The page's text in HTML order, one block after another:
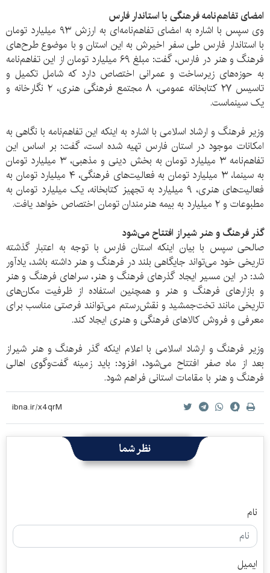
امضای تفاهم‌نامه فرهنگی با استاندار فارس
وی سپس با اشاره به امضای تفاهم‌نامه‌ای به ارزش ۹۳ میلیارد تومان
با استاندار فارس طی سفر اخیرش به این استان و با موضوع طرح‌های
فرهنگ و هنر در فارس، گفت: مبلغ ۶۹ میلیارد تومان از این تفاهم‌نامه
به حوزه‌های زیرساخت و عمرانی اختصاص دارد که شامل تکمیل و
تاسیس ۲۷ کتابخانه عمومی، ۸ مجتمع فرهنگی هنری، ۲ نگارخانه و
یک سینماست.
وزیر فرهنگ و ارشاد اسلامی با اشاره به اینکه این تفاهم‌نامه با نگاهی به
امکانات موجود در استان فارس تهیه شده است، گفت: بر اساس این
تفاهم‌نامه ۳ میلیارد تومان به بخش دینی و مذهبی، ۳ میلیارد تومان
به سینما، ۳ میلیارد تومان به فعالیت‌های فرهنگی، ۴ میلیارد تومان به
فعالیت‌های هنری، ۹ میلیارد به تجهیز کتابخانه، یک میلیارد تومان به
مطبوعات و ۲ میلیارد به بیمه هنرمندان تومان اختصاص خواهد یافت.
گذر فرهنگ و هنر شیراز افتتاح می‌شود
صالحی سپس با بیان اینکه استان فارس با توجه به اعتبار گذشته‌
تاریخی خود می‌تواند جایگاهی بلند در فرهنگ و هنر داشته باشد، یادآور
شد: در این مسیر ایجاد گذرهای فرهنگ و هنر، سراهای فرهنگ و هنر
و بازارهای فرهنگ و هنر و همچنین استفاده از ظرفیت مکان‌های
تاریخی مانند تخت‌جمشید و نقش‌رستم می‌توانند فرصتی مناسب برای
معرفی و فروش کالاهای فرهنگی و هنری ایجاد کند.
وزیر فرهنگ و ارشاد اسلامی با اعلام اینکه گذر فرهنگ و هنر شیراز
بعد از ماه صفر افتتاح می‌شود، افزود: باید زمینه گفت‌وگوی اهالی
فرهنگ و هنر با مقامات استانی فراهم شود.
نظر شما
نام
ایمیل